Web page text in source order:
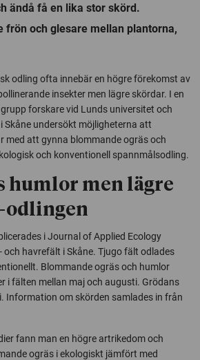
ändå få en lika stor skörd.
frön och glesare mellan plantorna,
odling ofta innebär en högre förekomst av
insekter men lägre skördar. I en
forskare vid Lunds universitet och
Skåne undersökt möjligheterna att
med att gynna blommande ogräs och
och konventionell spannmålsodling.
humlor men lägre
odlingen
i Journal of Applied Ecology
och havrefält i Skåne. Tjugo fält odlades
Blommande ogräs och humlor
i fälten mellan maj och augusti. Grödans
Information om skörden samlades in från
fann man en högre artrikedom och
ogräs i ekologiskt jämfört med